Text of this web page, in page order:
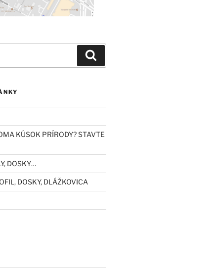
KÚSOK PRÍRODY? STAVTE
DOSKY…
DOSKY, DLÁŽKOVICA